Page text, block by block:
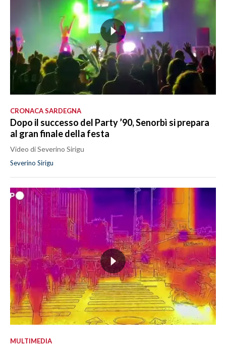
CRONACA SARDEGNA
Dopo il successo del Party ’90, Senorbì si prepara
al gran finale della festa
Video di Severino Sirigu
Severino Sirigu
MULTIMEDIA